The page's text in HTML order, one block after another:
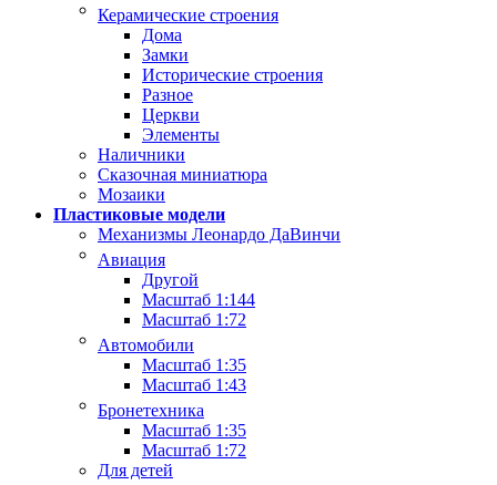
Керамические строения
Дома
Замки
Исторические строения
Разное
Церкви
Элементы
Наличники
Сказочная миниатюра
Мозаики
Пластиковые модели
Механизмы Леонардо ДаВинчи
Авиация
Другой
Масштаб 1:144
Масштаб 1:72
Автомобили
Масштаб 1:35
Масштаб 1:43
Бронетехника
Масштаб 1:35
Масштаб 1:72
Для детей